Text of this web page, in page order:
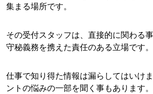
集まる場所です。
その受付スタッフは、直接的に関わる
守秘義務を携えた責任のある立場です。
仕事で知り得た情報は漏らしてはいけ
ントの悩みの一部を聞く事もあります。